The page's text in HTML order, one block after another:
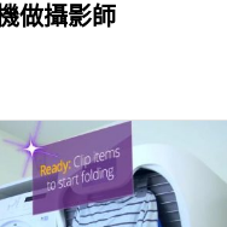
做攝影師